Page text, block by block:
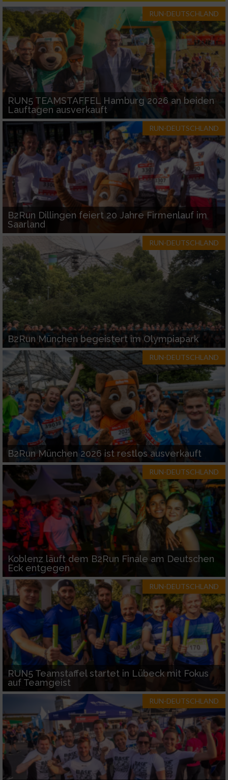
RUN-DEUTSCHLAND
RUN5 TEAMSTAFFEL Hamburg 2026 an beiden
Lauftagen ausverkauft
RUN-DEUTSCHLAND
B2Run Dillingen feiert 20 Jahre Firmenlauf im
Saarland
RUN-DEUTSCHLAND
B2Run München begeistert im Olympiapark
RUN-DEUTSCHLAND
B2Run München 2026 ist restlos ausverkauft
RUN-DEUTSCHLAND
Koblenz läuft dem B2Run Finale am Deutschen
Eck entgegen
RUN-DEUTSCHLAND
RUN5 Teamstaffel startet in Lübeck mit Fokus
auf Teamgeist
RUN-DEUTSCHLAND
IAB-Besonderheiten:
Verwendung genauer Standortdaten
Geräte anhand von aktiv angeforderten
Informationen identifizieren
Nicht-IAB-Verarbeitungszwecke:
Notwendig
Performance
Funktional
Werbung